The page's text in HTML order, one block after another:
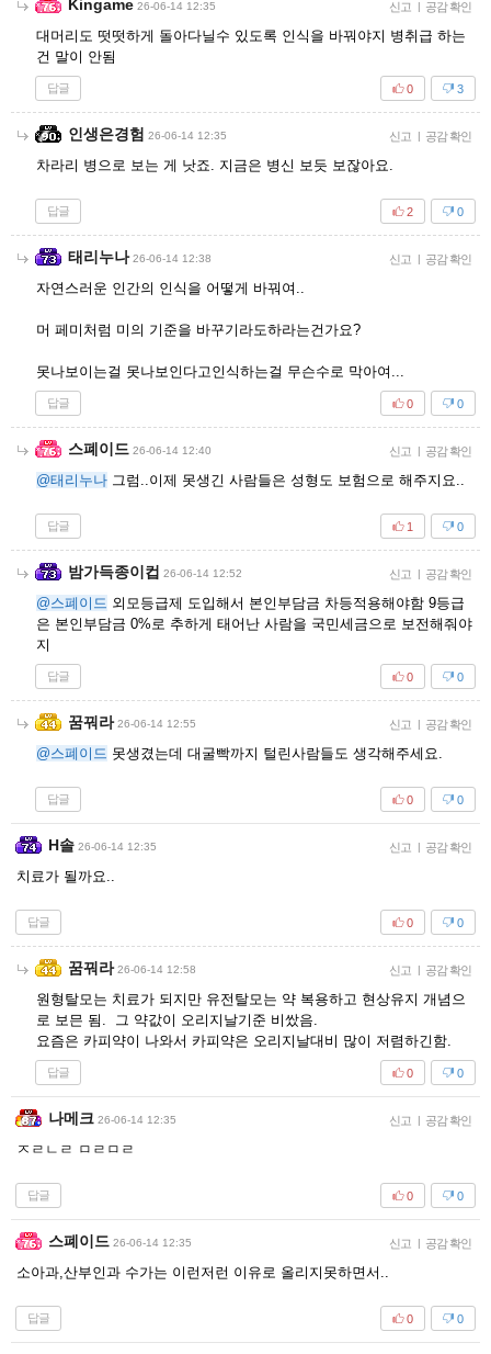
Kingame 26-06-14 12:35 신고 | 공감 확인
대머리도 떳떳하게 돌아다닐수 있도록 인식을 바꿔야지 병취급 하는
건 말이 안됨
답글 3
0
인생은경험 26-06-14 12:35 신고 | 공감 확인
차라리 병으로 보는 게 낫죠. 지금은 병신 보듯 보잖아요.
답글 0
2
태리누나 26-06-14 12:38 신고 | 공감 확인
자연스러운 인간의 인식을 어떻게 바꿔여..
머 페미처럼 미의 기준을 바꾸기라도하라는건가요?
못나보이는걸 못나보인다고인식하는걸 무슨수로 막아여...
답글 0
0
스폐이드 26-06-14 12:40 신고 | 공감 확인
@태리누나 그럼..이제 못생긴 사람들은 성형도 보험으로 해주지요..
답글 0
1
밤가득종이컵 26-06-14 12:52 신고 | 공감 확인
@스폐이드 외모등급제 도입해서 본인부담금 차등적용해야함 9등급
은 본인부담금 0%로 추하게 태어난 사람을 국민세금으로 보전해줘야
지
답글 0
0
꿈꿔라 26-06-14 12:55 신고 | 공감 확인
@스폐이드 못생겼는데 대굴빡까지 털린사람들도 생각해주세요.
답글 0
0
H솔 26-06-14 12:35 신고 | 공감 확인
치료가 될까요..
답글 0
0
꿈꿔라 26-06-14 12:58 신고 | 공감 확인
원형탈모는 치료가 되지만 유전탈모는 약 복용하고 현상유지 개념으
로 보믄 됨. 그 약값이 오리지날기준 비쌌음.
요즘은 카피약이 나와서 카피약은 오리지날대비 많이 저렴하긴함.
답글 0
0
나메크 26-06-14 12:35 신고 | 공감 확인
ㅈㄹㄴㄹ ㅁㄹㅁㄹ
답글 0
0
스폐이드 26-06-14 12:35 신고 | 공감 확인
소아과,산부인과 수가는 이런저런 이유로 올리지못하면서..
답글 0
0